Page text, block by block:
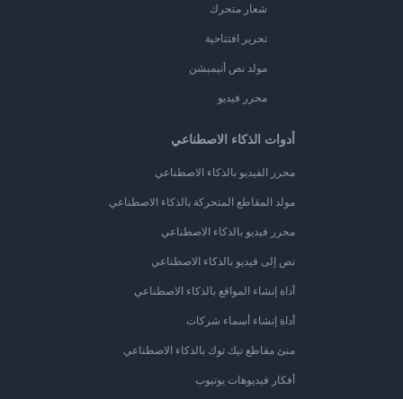
شعار متحرك
تحرير افتتاحية
مولد نص أنيميشن
محرر فيديو
أدوات الذكاء الاصطناعي
محرر الفيديو بالذكاء الاصطناعي
مولد المقاطع المتحركة بالذكاء الاصطناعي
محرر فيديو بالذكاء الاصطناعي
نص إلى فيديو بالذكاء الاصطناعي
أداة إنشاء المواقع بالذكاء الاصطناعي
أداة إنشاء أسماء شركات
منئ مقاطع تيك توك بالذكاء الاصطناعي
أفكار فيديوهات يوتيوب